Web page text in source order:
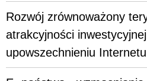
Rozwój zrównoważony
atrakcyjności
upowszechnieniu